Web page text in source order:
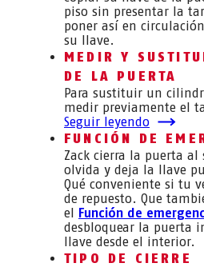
piso sin presentar la
poner así en
su llave.
MEDIR Y
DE LA PUERTA
Para sustituir un
medir previamente el
Seguir leyendo
FUNCIÓN DE
Zack cierra la puerta al
olvida y deja la llave
Qué conveniente si tu
de repuesto. Que
el Función de
desbloquear la puerta
llave desde el interior.
TIPO DE CIERRE